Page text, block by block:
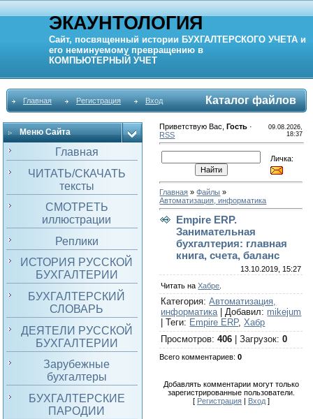
ЭКАУНТОЛОГИЯ
Сайт, посвященный истории БУХГАЛТЕРСКОГО УЧЕТА и
его неминуемому превращению в
КОМПЬЮТЕРНЫЙ УЧЕТ
Главная Регистрация Вход Каталог файлов
Меню Сайта
Главная
ЧИТАТЬ/СКАЧАТЬ
тексты
СМОТРЕТЬ
иллюстрации
Реплики
ИСТОРИЯ РУССКОЙ
БУХГАЛТЕРИИ
БУХГАЛТЕРСКИЙ
СЛОВАРЬ
ДЕЯТЕЛИ РУССКОЙ
БУХГАЛТЕРИИ
Зарубежные
бухгалтеры
БУХГАЛТЕРСКИЕ
ПАРОДИИ
Приветствую Вас ,Гость ·
RSS
09.08.2026,
18:37
Личка:
Главная »Файлы »
Автоматизация, информатика
Empire ERP.
Занимательная
бухгалтерия: главная
книга, счета, баланс
13.10.2019, 15:27
Читать наХабре
Категория:Автоматизация,
информатика|Добавил: mikejum
|Теги: Empire ERP,Хабр
Просмотров:406 |Загрузок:0
Всего комментариев:0
Добавлять комментарии могут только
зарегистрированные пользователи.
[ Регистрация| Вход]